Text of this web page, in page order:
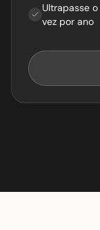
Ultrapasse
vez por ano